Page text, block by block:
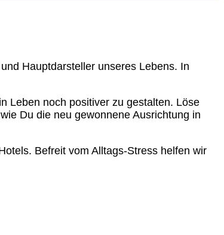
Hauptdarsteller unseres Lebens. In
Leben noch positiver zu gestalten. Löse
Du die neu gewonnene Ausrichtung in
Befreit vom Alltags-Stress helfen wir